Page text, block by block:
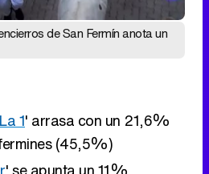
1 ' arrasa con un 21,6%
(45,5%)
un 9,2% y se deja